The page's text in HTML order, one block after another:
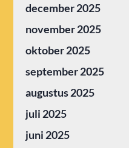
december 2025
november 2025
oktober 2025
september 2025
augustus 2025
juli 2025
juni 2025